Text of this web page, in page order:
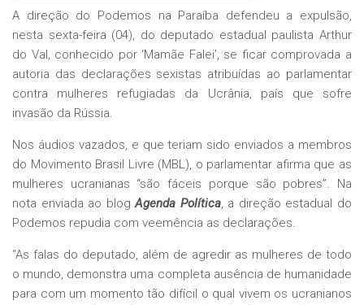
A direção do Podemos na Paraíba defendeu a expulsão,
nesta sexta-feira (04), do deputado estadual paulista Arthur
do Val, conhecido por ‘Mamãe Falei’, se ficar comprovada a
autoria das declarações sexistas atribuídas ao parlamentar
contra mulheres refugiadas da Ucrânia, país que sofre
invasão da Rússia.
Nos áudios vazados, e que teriam sido enviados a membros
do Movimento Brasil Livre (MBL), o parlamentar afirma que as
mulheres ucranianas “são fáceis porque são pobres”. Na
nota enviada ao blogAgenda Política, a direção estadual do
Podemos repudia com veemência as declarações.
“As falas do deputado, além de agredir as mulheres de todo
o mundo, demonstra uma completa ausência de humanidade
para com um momento tão difícil o qual vivem os ucranianos